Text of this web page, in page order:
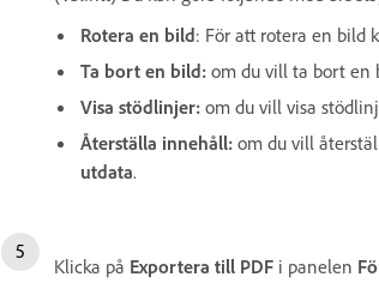
Rotera en bild: För att rotera en bild
Ta bort en bild: om du vill ta bort en
Visa stödlinjer: om du vill visa
Återställa innehåll: om du vill
utdata.
Klicka på Exportera till PDF i panelen